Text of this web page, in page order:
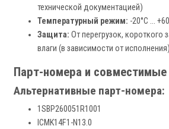
технической документацией)
Температурный режим: -20°C ...
Защита: От перегрузок, короткого
влаги (в зависимости от исполнения)
Парт-номера и
Альтернативные парт-номера:
1SBP260051R1001
ICMK14F1-N13.0